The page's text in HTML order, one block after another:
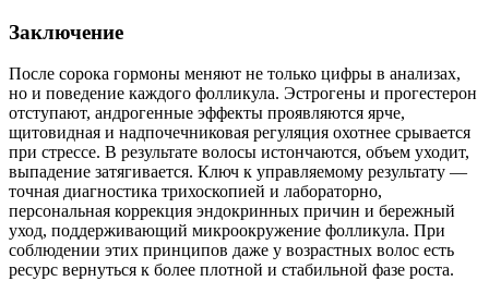
Заключение
После сорока гормоны меняют не только цифры в анализах,
но и поведение каждого фолликула. Эстрогены и прогестерон
отступают, андрогенные эффекты проявляются ярче,
щитовидная и надпочечниковая регуляция охотнее срывается
при стрессе. В результате волосы истончаются, объем уходит,
выпадение затягивается. Ключ к управляемому результату —
точная диагностика трихоскопией и лабораторно,
персональная коррекция эндокринных причин и бережный
уход, поддерживающий микроокружение фолликула. При
соблюдении этих принципов даже у возрастных волос есть
ресурс вернуться к более плотной и стабильной фазе роста.